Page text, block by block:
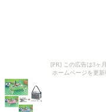
[PR] この広告は3ヶ
ホームページを更新